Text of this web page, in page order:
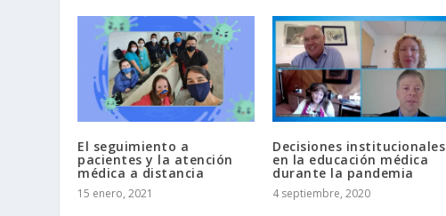
El seguimiento a
pacientes y la atención
médica a distancia
15 enero, 2021
Decisiones institucionales
en la educación médica
durante la pandemia
4 septiembre, 2020